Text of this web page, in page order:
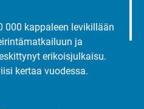
000 kappaleen levikillään
ja
erikoisjulkaisu.
kertaa vuodessa.